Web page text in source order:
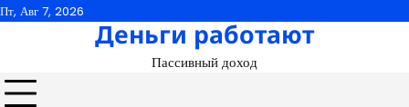
Перейти
Пт, Авг 7, 2026
Деньги работают
Пассивный доход